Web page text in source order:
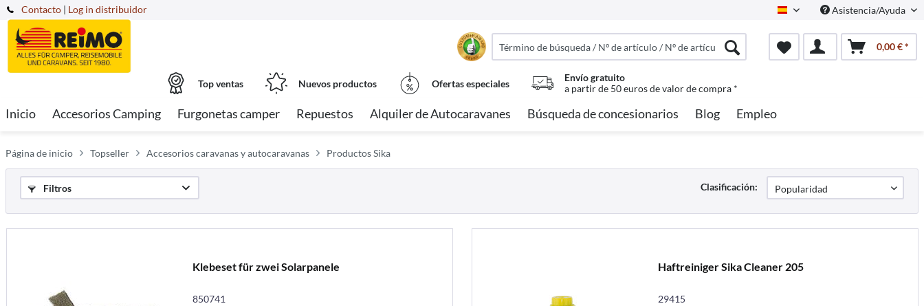
Contacto Spanisch Asistencia/Ayuda
| Log in distribuidor
0,00 € *
Top ventas Nuevos productos Ofertas especiales
Envío gratuito
a partir de 50 euros de valor de compra *
Inicio Accesorios Camping Furgonetas camper Repuestos Alquiler de Autocaravanes Búsqueda de concesionarios Blog Empleo
Página de inicio Topseller Accesorios caravanas y autocaravanas Productos Sika
Filtros Clasificación:
Klebeset für zwei Solarpanele
850741
Haftreiniger Sika Cleaner 205
29415